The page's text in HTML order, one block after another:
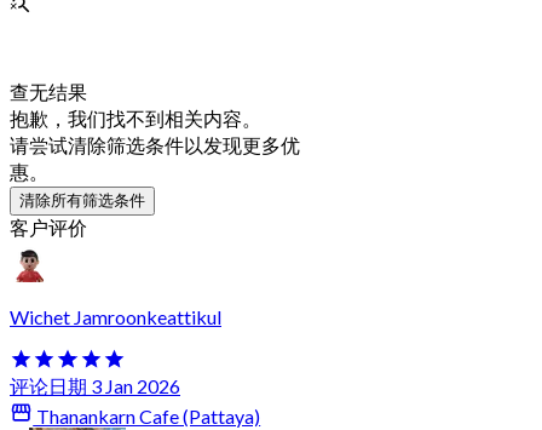
查无结果
抱歉，我们找不到相关内容。
请尝试清除筛选条件以发现更多优
惠。
清除所有筛选条件
客户评价
Wichet Jamroonkeattikul
评论日期 3 Jan 2026
Thanankarn Cafe (Pattaya)